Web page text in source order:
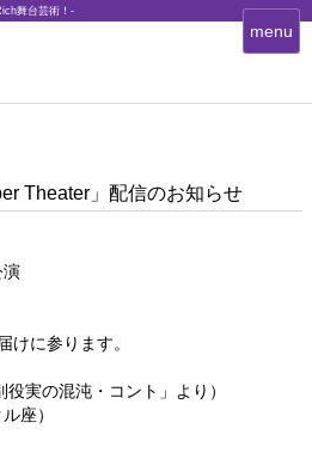
舞台芸術！-
T
o
g
menu
Theater」配信のお知らせ
演
けに参ります。
実の混沌・コント」より）
座）